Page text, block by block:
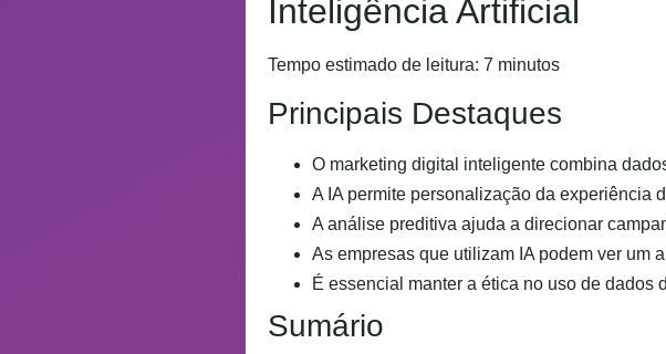
Inteligência Artificial
Tempo estimado de leitura: 7 minutos
Principais Destaques
O marketing digital inteligente combina
A IA permite personalização da experiência
A análise preditiva ajuda a direcionar
As empresas que utilizam IA podem ver um
É essencial manter a ética no uso de dados
Sumário